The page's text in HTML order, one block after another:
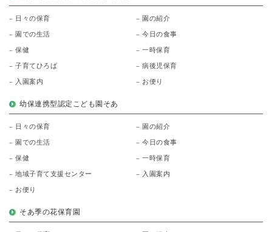
日々の保育 園の紹介
園での生活 今日の食事
保健 一時保育
子育てひろば 病後児保育
入園案内 お便り
幼保連携型認定こども園そあ
日々の保育 園の紹介
園での生活 今日の食事
保健 一時保育
地域子育て支援センター 入園案内
お便り
そあ季の花保育園